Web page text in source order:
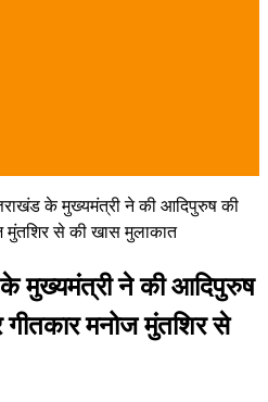
के मुख्यमंत्री ने की आदिपुरुष की
से की खास मुलाकात
के मुख्यमंत्री ने की आदिपुरुष
मनोज मुंतशिर से